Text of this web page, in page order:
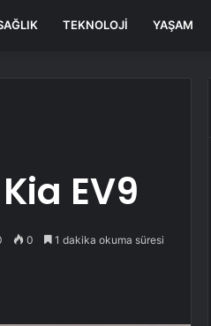
TEKNOLOJI YAŞAM
EV9
0 1 dakika okuma süresi